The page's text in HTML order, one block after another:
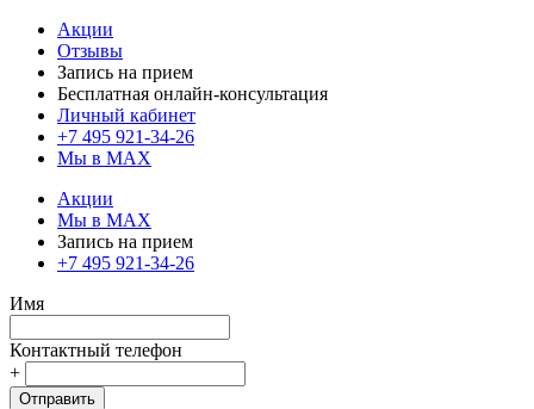
Акции
Отзывы
Запись на прием
Бесплатная онлайн-консультация
Личный кабинет
+7 495 921-34-26
Мы в MAX
Акции
Мы в MAX
Запись на прием
+7 495 921-34-26
Имя
Контактный телефон
+
Отправить